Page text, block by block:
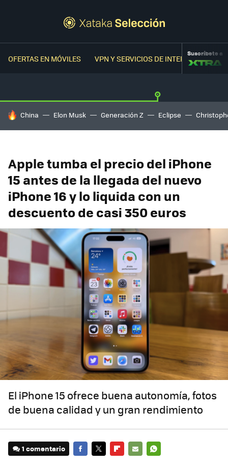
OFERTAS EN MÓVILES VPN Y SERVICIOS DE INTERNETSuscríbete a
HOY SE HABLA DE
China Elon Musk Generación Z Eclipse
Apple tumba el precio del iPhone
15 antes de la llegada del nuevo
iPhone 16 y lo liquida con un
descuento de casi 350 euros
El iPhone 15 ofrece buena autonomía, fotos
de buena calidad y un gran rendimiento
1 comentario